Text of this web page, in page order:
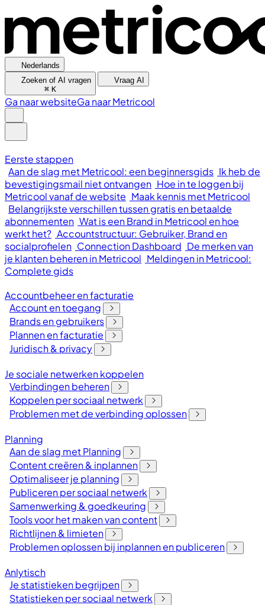
Nederlands
Zoeken of AI vragen
⌘ K
Vraag AI
Ga naar websiteGa naar Metricool
Eerste stappen
Aan de slag met Metricool: een beginnersgids Ik heb de
bevestigingsmail niet ontvangen Hoe in te loggen bij
Metricool vanaf de website Maak kennis met Metricool
Belangrijkste verschillen tussen gratis en betaalde
abonnementen Wat is een Brand in Metricool en hoe
werkt het? Accountstructuur: Gebruiker, Brand en
socialprofielen Connection Dashboard De merken van
je klanten beheren in Metricool Meldingen in Metricool:
Complete gids
Accountbeheer en facturatie
Account en toegang
Brands en gebruikers
Plannen en facturatie
Juridisch & privacy
Je sociale netwerken koppelen
Verbindingen beheren
Koppelen per sociaal netwerk
Problemen met de verbinding oplossen
Planning
Aan de slag met Planning
Content creëren & inplannen
Optimaliseer je planning
Publiceren per sociaal netwerk
Samenwerking & goedkeuring
Tools voor het maken van content
Richtlijnen & limieten
Problemen oplossen bij inplannen en publiceren
Anlytisch
Je statistieken begrijpen
Statistieken per sociaal netwerk